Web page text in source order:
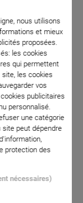
nous utilisons
et mieux
proposées.
les cookies
qui permettent
les cookies
vos
publicitaires
personnalisé.
une catégorie
peut dépendre
protection des
nécessaires)
Scanner with